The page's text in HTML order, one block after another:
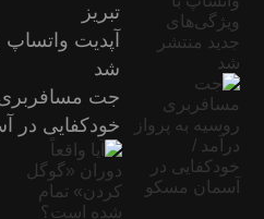
تبریز
آپدیت‌ واتساپ
شد
جت مسافربری
خودکفایی در